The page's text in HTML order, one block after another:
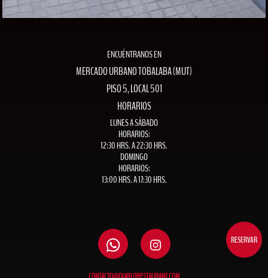
RESERVAR
ENCUÉNTRANOS EN
MERCADO URBANO TOBALABA (MUT)
PISO 5, LOCAL 501
HORARIOS
LUNES A SÁBADO
HORARIOS:
12:30 HRS. A 22:30 HRS.
DOMINGO
HORARIOS:
13:00 HRS. A 17:30 HRS.